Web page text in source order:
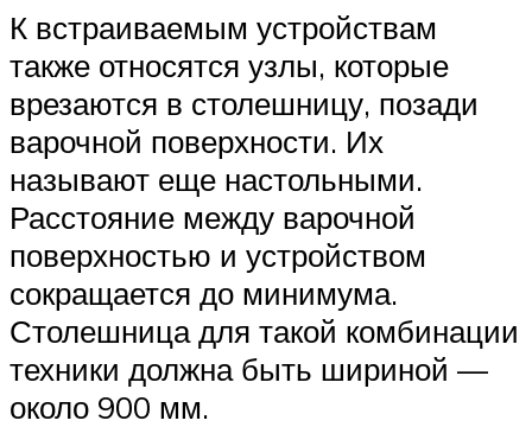
К встраиваемым устройствам
также относятся узлы, которые
врезаются в столешницу, позади
варочной поверхности. Их
называют еще настольными.
Расстояние между варочной
поверхностью и устройством
сокращается до минимума.
Столешница для такой комбинации
техники должна быть шириной —
около 900 мм.